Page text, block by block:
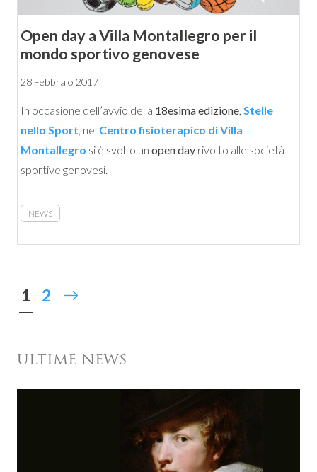
Open day a Villa Montallegro per il
mondo sportivo genovese
28 Febbraio 2017
In occasione dell’avvio della 18esima edizione Stelle
nello Sport , nel Centro fisioterapico di Villa
Montallegro si è svolto un open day rivolto alle società
sportive genovesi.
NEWS
1 2
ULTIME NEWS